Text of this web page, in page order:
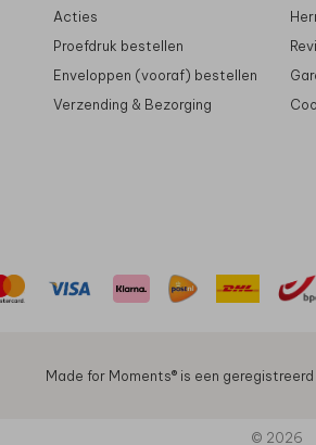
Acties
Proefdruk bestellen
Enveloppen (vooraf) bestellen
Verzending & Bezorging
Made for Moments®️ is een
© 2026